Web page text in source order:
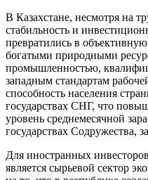
В Казахстане, несмотря на
стабильность и
превратились в
богатыми природными
промышленностью,
западным стандартам
способность населения
государствах СНГ, что
уровень среднемесячной
государствах Содружества,
Для иностранных
является сырьевой сектор